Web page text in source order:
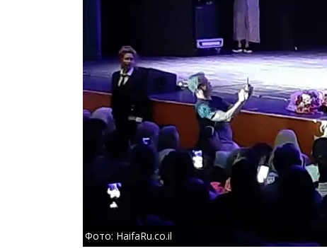
Фото: HaifaRu.co.il